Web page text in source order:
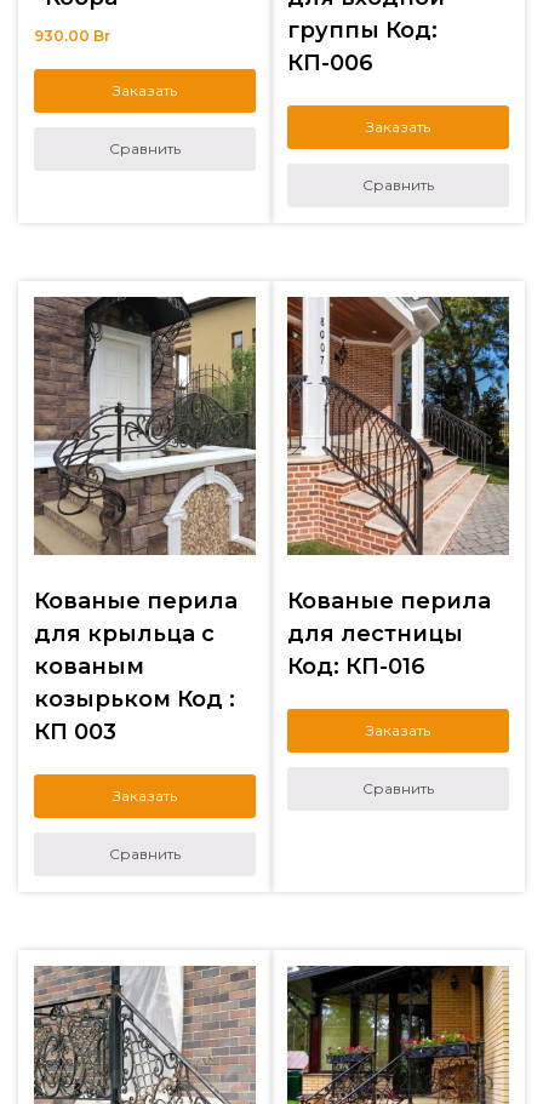
930.00 Br
Заказать
Сравнить
группы Код:
КП-006
Заказать
Сравнить
Кованые перила
для крыльца с
кованым
козырьком Код :
КП 003
Заказать
Сравнить
Кованые перила
для лестницы
Код: КП-016
Заказать
Сравнить